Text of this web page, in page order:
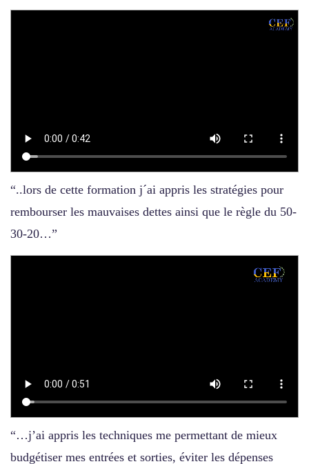
“..lors de cette formation j´ai appris les stratégies pour
rembourser les mauvaises dettes ainsi que le règle du 50-
30-20…”
“…j’ai appris les techniques me permettant de mieux
budgétiser mes entrées et sorties, éviter les dépenses